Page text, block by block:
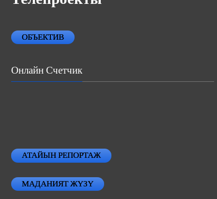
Телепроекты
Онлайн Счетчик